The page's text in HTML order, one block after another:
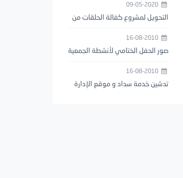
09-05-2020
التحويل لمشروع كفالة الحلقات من
16-08-2010
صور الحفل الختامي لأنشطة الجمعية
16-08-2010
تدشين خدمة سداد و موقع الإدارة